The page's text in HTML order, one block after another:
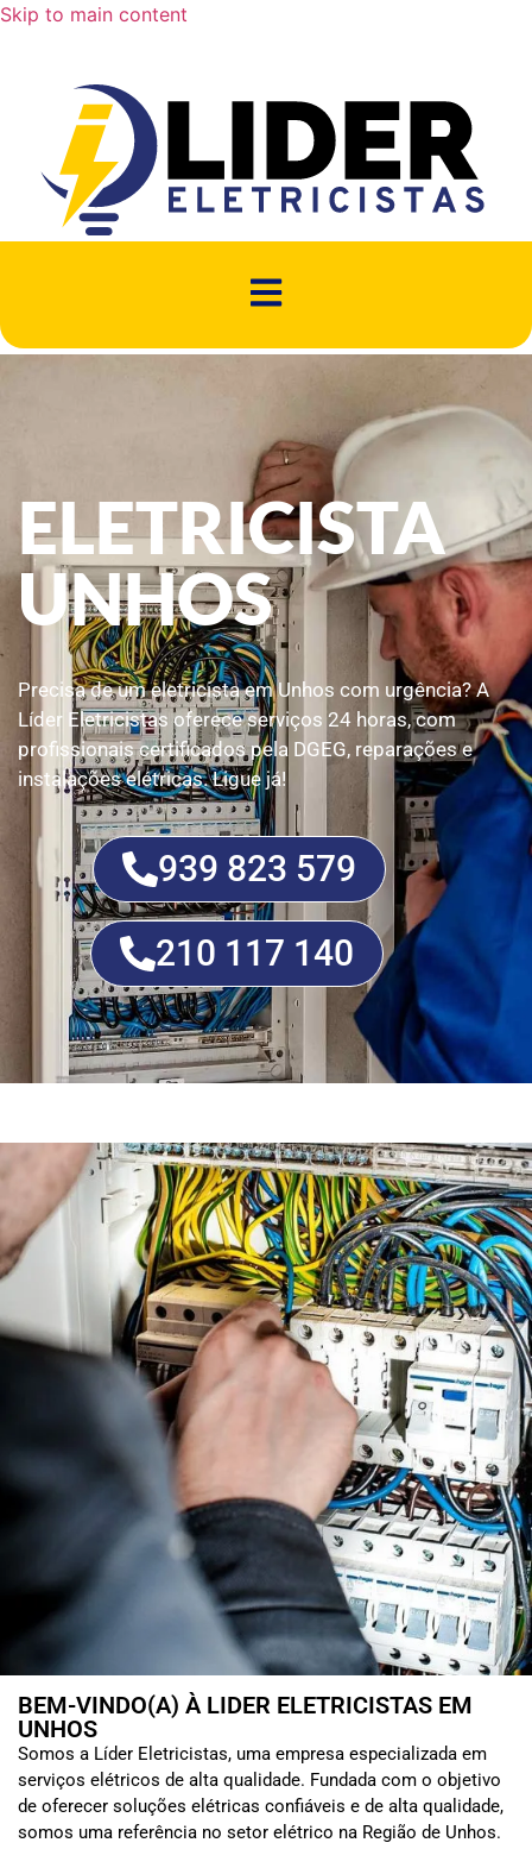
Skip to main content
ELETRICISTA
UNHOS
Precisa de um eletricista em Unhos com urgência? A
Líder Eletricistas oferece serviços 24 horas, com
profissionais certificados pela DGEG, reparações e
instalações elétricas. Ligue já!
939 823 579
210 117 140
BEM-VINDO(A) À LIDER ELETRICISTAS EM
UNHOS
Somos a Líder Eletricistas, uma empresa especializada em
serviços elétricos de alta qualidade. Fundada com o objetivo
de oferecer soluções elétricas confiáveis e de alta qualidade,
somos uma referência no setor elétrico na Região de Unhos.